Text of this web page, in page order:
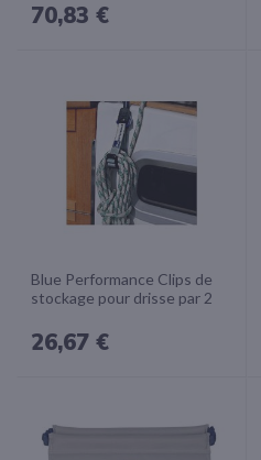
70,83 €
Blue Performance Clips de
stockage pour drisse par 2
26,67 €